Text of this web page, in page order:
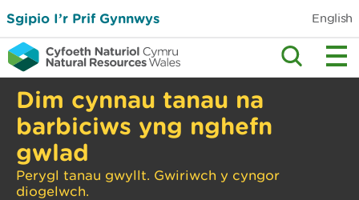
Sgipio I’r Prif Gynnwys English
Dim cynnau tanau na
barbiciws yng nghefn
gwlad
Perygl tanau gwyllt. Gwiriwch y cyngor
diogelwch.